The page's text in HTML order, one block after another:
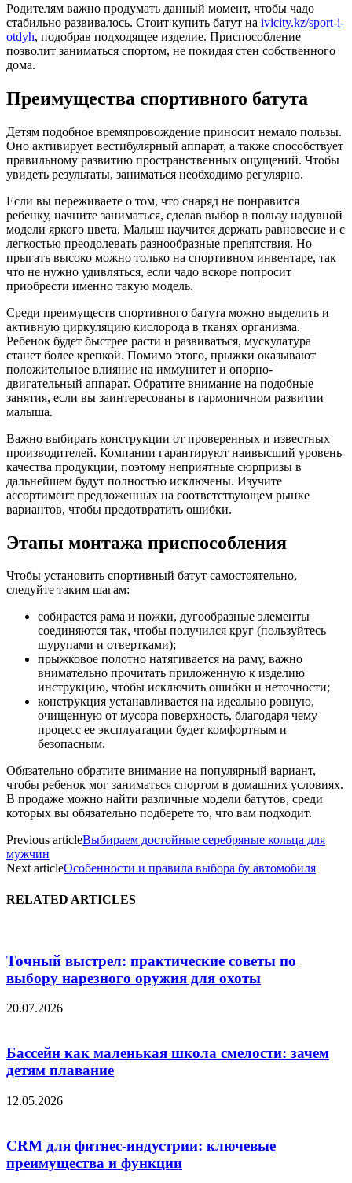
Родителям важно продумать данный момент, чтобы чадо
стабильно развивалось. Стоит купить батут на ivicity.kz/sport-i-
otdyh, подобрав подходящее изделие. Приспособление
позволит заниматься спортом, не покидая стен собственного
дома.
Преимущества спортивного батута
Детям подобное времяпровождение приносит немало пользы.
Оно активирует вестибулярный аппарат, а также способствует
правильному развитию пространственных ощущений. Чтобы
увидеть результаты, заниматься необходимо регулярно.
Если вы переживаете о том, что снаряд не понравится
ребенку, начните заниматься, сделав выбор в пользу надувной
модели яркого цвета. Малыш научится держать равновесие и с
легкостью преодолевать разнообразные препятствия. Но
прыгать высоко можно только на спортивном инвентаре, так
что не нужно удивляться, если чадо вскоре попросит
приобрести именно такую модель.
Среди преимуществ спортивного батута можно выделить и
активную циркуляцию кислорода в тканях организма.
Ребенок будет быстрее расти и развиваться, мускулатура
станет более крепкой. Помимо этого, прыжки оказывают
положительное влияние на иммунитет и опорно-
двигательный аппарат. Обратите внимание на подобные
занятия, если вы заинтересованы в гармоничном развитии
малыша.
Важно выбирать конструкции от проверенных и известных
производителей. Компании гарантируют наивысший уровень
качества продукции, поэтому неприятные сюрпризы в
дальнейшем будут полностью исключены. Изучите
ассортимент предложенных на соответствующем рынке
вариантов, чтобы предотвратить ошибки.
Этапы монтажа приспособления
Чтобы установить спортивный батут самостоятельно,
следуйте таким шагам:
собирается рама и ножки, дугообразные элементы
соединяются так, чтобы получился круг (пользуйтесь
шурупами и отвертками);
прыжковое полотно натягивается на раму, важно
внимательно прочитать приложенную к изделию
инструкцию, чтобы исключить ошибки и неточности;
конструкция устанавливается на идеально ровную,
очищенную от мусора поверхность, благодаря чему
процесс ее эксплуатации будет комфортным и
безопасным.
Обязательно обратите внимание на популярный вариант,
чтобы ребенок мог заниматься спортом в домашних условиях.
В продаже можно найти различные модели батутов, среди
которых вы обязательно подберете то, что вам подходит.
Previous articleВыбираем достойные серебряные кольца для
мужчин
Next articleОсобенности и правила выбора бу автомобиля
RELATED ARTICLES
Точный выстрел: практические советы по
выбору нарезного оружия для охоты
20.07.2026
Бассейн как маленькая школа смелости: зачем
детям плавание
12.05.2026
CRM для фитнес-индустрии: ключевые
преимущества и функции